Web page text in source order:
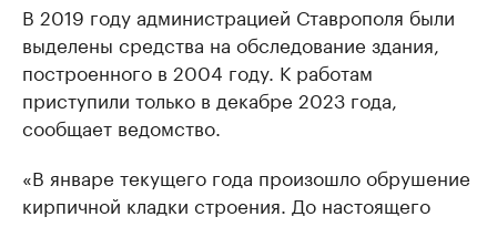
В 2019 году администрацией Ставрополя были
выделены средства на обследование здания,
построенного в 2004 году. К работам
приступили только в декабре 2023 года,
сообщает ведомство.
«В январе текущего года произошло обрушение
кирпичной кладки строения. До настоящего